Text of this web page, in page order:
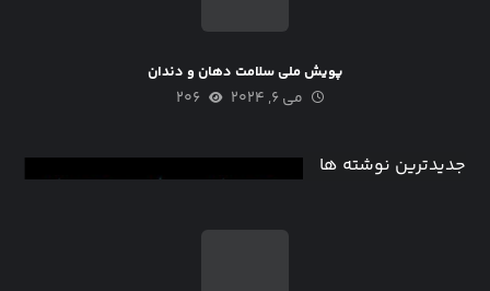
پویش ملی سلامت دهان و دندان
می ۶, ۲۰۲۴ ۲۰۶
جدیدترین نوشته ها